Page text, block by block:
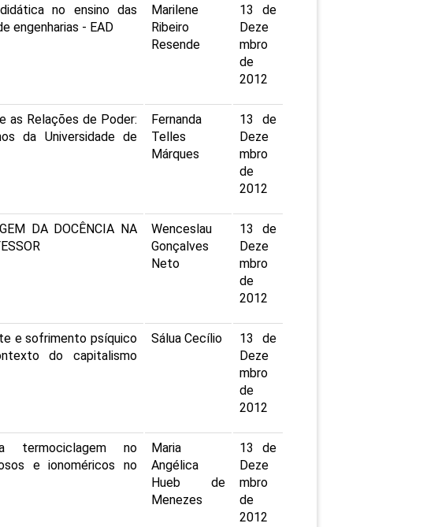
no ensino das
engenharias - EAD
Marilene
Ribeiro
Resende
13 de
Deze
mbro
de
2012
as Relações de Poder:
da Universidade de
Fernanda
Telles
Márques
13 de
Deze
mbro
de
2012
DA DOCÊNCIA NA
Wenceslau
Gonçalves
Neto
13 de
Deze
mbro
de
2012
e sofrimento psíquico
do capitalismo
Sálua Cecílio
13 de
Deze
mbro
de
2012
termociclagem no
e ionoméricos no
Maria
Angélica
Hueb de
Menezes
13 de
Deze
mbro
de
2012